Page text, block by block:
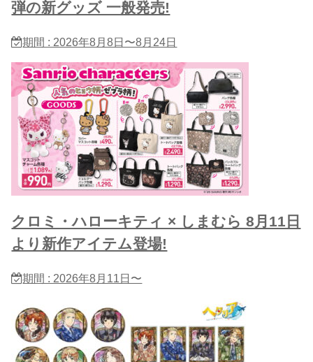
弾の新グッズ 一般発売!
期間 : 2026年8月8日〜8月24日
クロミ・ハローキティ × しまむら 8月11日
より新作アイテム登場!
期間 : 2026年8月11日〜